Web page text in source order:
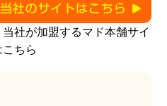
社が加盟するマド本舗サイ
こちら